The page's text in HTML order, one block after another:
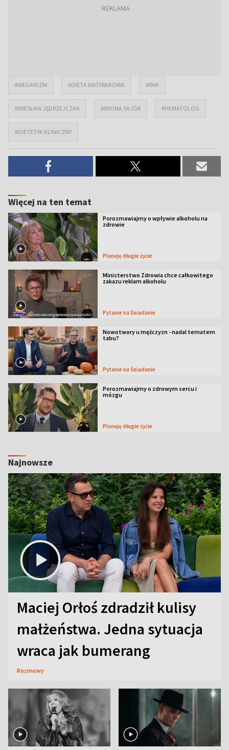
#WEGANIZM #DIETA ANTYRAKOWA #RAK
#WIESŁAW JĘDRZEJCZAK #IWONA SAJÓR #HEMATOLOG
#DIETETYK KLINICZNY
Więcej na ten temat
Porozmawiajmy o wpływie alkoholu na
zdrowie
Planuję długie życie
Ministerstwo Zdrowia chce całkowitego
zakazu reklam alkoholu
Pytanie na Śniadanie
Nowotwory u mężczyzn - nadal tematem
tabu?
Pytanie na Śniadanie
Porozmawiajmy o zdrowym sercu i
mózgu
Planuję długie życie
Najnowsze
Maciej Orłoś zdradził kulisy
małżeństwa. Jedna sytuacja
wraca jak bumerang
Rozmowy